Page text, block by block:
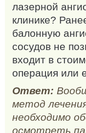
лазерной
клинике?
балонную
сосудов не
входит в
операция или
Ответ:
метод
необходимо
осмотреть